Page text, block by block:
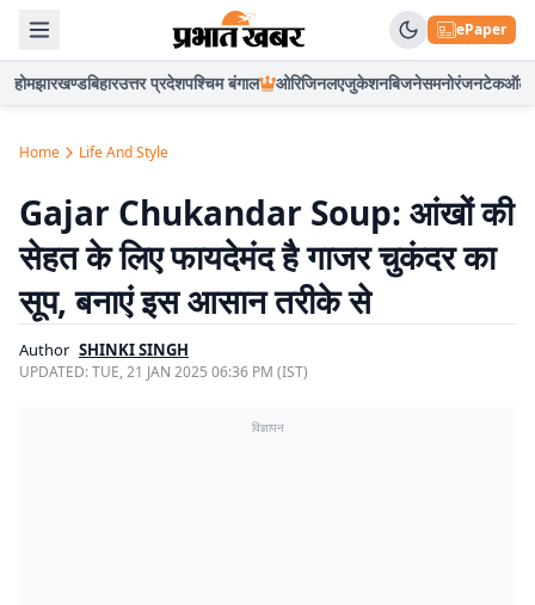
ePaper
होमझारखण्डबिहारउत्तर प्रदेशपश्चिम बंगाल ओरिजिनलएजुकेशनबिजनेसमनोरंजनटेकऑटो
Home Life And Style
Gajar Chukandar Soup: आंखों की
सेहत के लिए फायदेमंद है गाजर चुकंदर का
सूप, बनाएं इस आसान तरीके से
Author SHINKI SINGH
UPDATED:TUE, 21 JAN 2025 06:36 PM (IST)
विज्ञापन